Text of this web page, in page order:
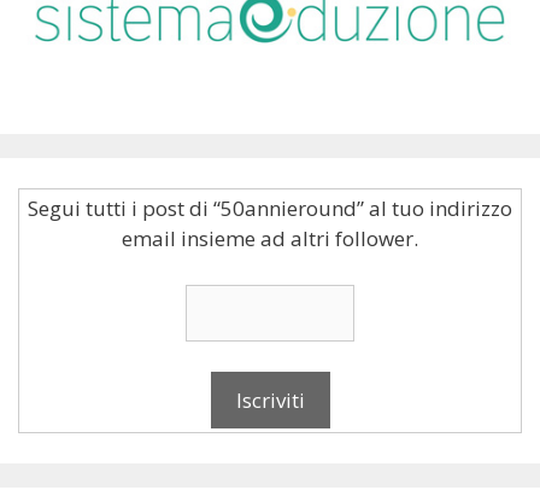
Segui tutti i post di “50annieround” al tuo indirizzo
email insieme ad altri follower.